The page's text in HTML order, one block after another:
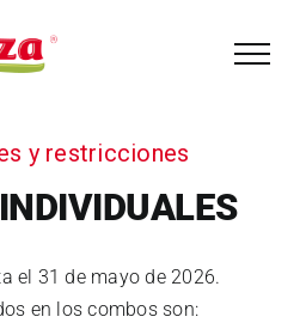
y restricciones
el 31 de mayo de 2026.
en los combos son: